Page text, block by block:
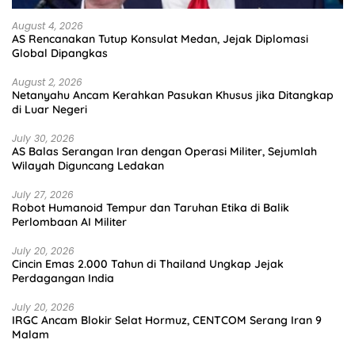
August 4, 2026
AS Rencanakan Tutup Konsulat Medan, Jejak Diplomasi
Global Dipangkas
August 2, 2026
Netanyahu Ancam Kerahkan Pasukan Khusus jika Ditangkap
di Luar Negeri
July 30, 2026
AS Balas Serangan Iran dengan Operasi Militer, Sejumlah
Wilayah Diguncang Ledakan
July 27, 2026
Robot Humanoid Tempur dan Taruhan Etika di Balik
Perlombaan AI Militer
July 20, 2026
Cincin Emas 2.000 Tahun di Thailand Ungkap Jejak
Perdagangan India
July 20, 2026
IRGC Ancam Blokir Selat Hormuz, CENTCOM Serang Iran 9
Malam